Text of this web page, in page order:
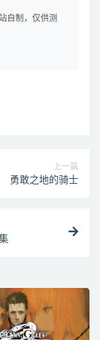
自制，仅供测
上一篇
勇敢之地的骑士